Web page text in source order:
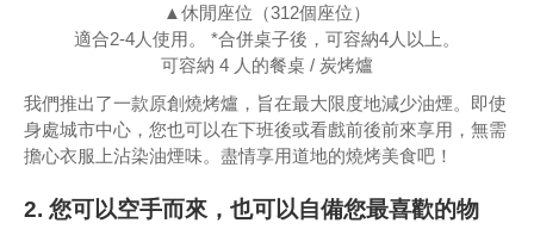
▲休閒座位（312個座位）
適合2-4人使用。 *合併桌子後，可容納4人以上。
可容納 4 人的餐桌 / 炭烤爐
我們推出了一款原創燒烤爐，旨在最大限度地減少油煙。即使
身處城市中心，您也可以在下班後或看戲前後前來享用，無需
擔心衣服上沾染油煙味。盡情享用道地的燒烤美食吧！
2. 您可以空手而來，也可以自備您最喜歡的物